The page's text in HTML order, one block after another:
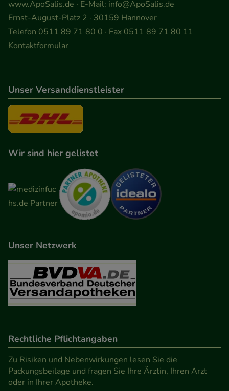
www.ApoSalis.de · E-Mail: info@ApoSalis.de
Ernst-August-Platz 2 · 30159 Hannover
Telefon 0511 89 71 80 0 · Fax 0511 89 71 80 11
Kontaktformular
Unser Versanddienstleister
Wir sind hier gelistet
Unser Netzwerk
Rechtliche Pflichtangaben
Zu Risiken und Nebenwirkungen lesen Sie die
Packungsbeilage und fragen Sie Ihre Ärztin, Ihren Arzt
oder in Ihrer Apotheke.